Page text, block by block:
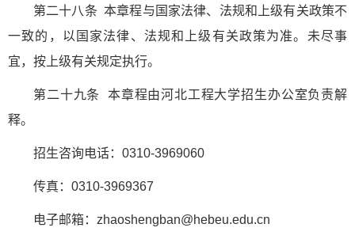
第二十八条 本章程与国家法律、法规和上级有关政策不
一致的，以国家法律、法规和上级有关政策为准。未尽事
宜，按上级有关规定执行。
第二十九条 本章程由河北工程大学招生办公室负责解
释。
招生咨询电话：0310-3969060
传真：0310-3969367
电子邮箱：zhaoshengban@hebeu.edu.cn